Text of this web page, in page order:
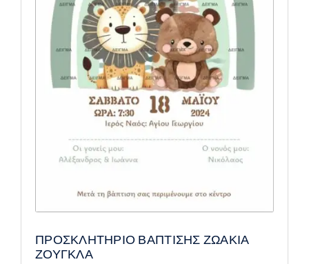
ΠΡΟΣΚΛΗΤΗΡΙΟ ΒΑΠΤΙΣΗΣ ΖΩΑΚΙΑ
ΖΟΥΓΚΛΑ